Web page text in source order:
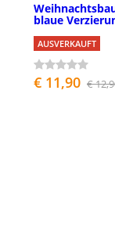
blaue
AUSVERKAUFT
€ 11,90 €